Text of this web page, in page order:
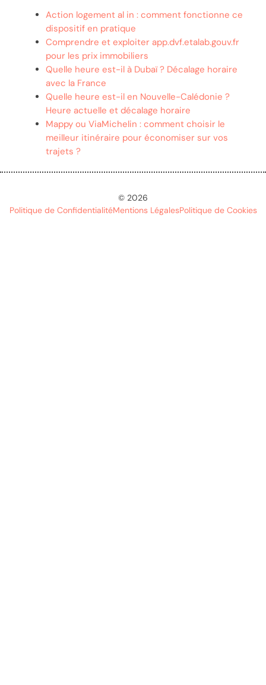
Action logement al in : comment fonctionne ce
dispositif en pratique
Comprendre et exploiter app.dvf.etalab.gouv.fr
pour les prix immobiliers
Quelle heure est-il à Dubaï ? Décalage horaire
avec la France
Quelle heure est-il en Nouvelle-Calédonie ?
Heure actuelle et décalage horaire
Mappy ou ViaMichelin : comment choisir le
meilleur itinéraire pour économiser sur vos
trajets ?
© 2026
Politique de ConfidentialitéMentions LégalesPolitique de Cookies